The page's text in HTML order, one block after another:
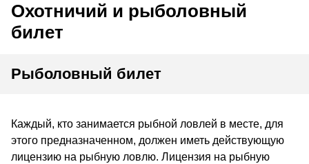
Охотничий и рыболовный
билет
Рыболовный билет
Каждый, кто занимается рыбной ловлей в месте, для
этого предназначенном, должен иметь действующую
лицензию на рыбную ловлю. Лицензия на рыбную